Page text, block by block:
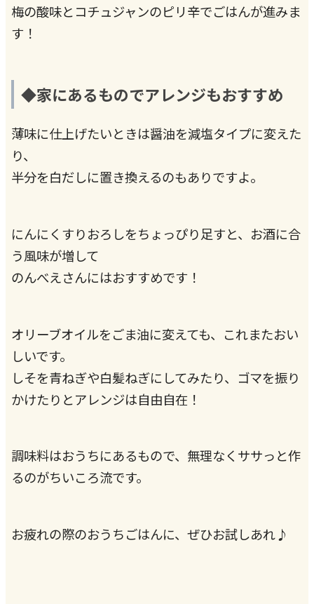
梅の酸味とコチュジャンのピリ辛でごはんが進みま
す！
◆家にあるものでアレンジもおすすめ
薄味に仕上げたいときは醤油を減塩タイプに変えた
り、
半分を白だしに置き換えるのもありですよ。
にんにくすりおろしをちょっぴり足すと、お酒に合
う風味が増して
のんべえさんにはおすすめです！
オリーブオイルをごま油に変えても、これまたおい
しいです。
しそを青ねぎや白髪ねぎにしてみたり、ゴマを振り
かけたりとアレンジは自由自在！
調味料はおうちにあるもので、無理なくササっと作
るのがちいころ流です。
お疲れの際のおうちごはんに、ぜひお試しあれ♪